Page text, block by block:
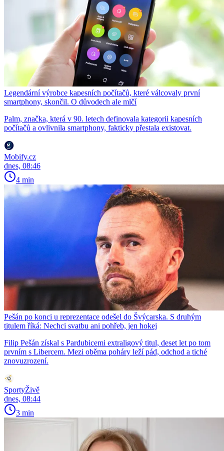
Legendární výrobce kapesních počítačů, které válcovaly první
smartphony, skončil. O důvodech ale mlčí
Palm, značka, která v 90. letech definovala kategorii kapesních
počítačů a ovlivnila smartphony, fakticky přestala existovat.
Mobify.cz
dnes, 08:46
4 min
Pešán po konci u reprezentace odešel do Švýcarska. S druhým
titulem říká: Nechci svatbu ani pohřeb, jen hokej
Filip Pešán získal s Pardubicemi extraligový titul, deset let po tom
prvním s Libercem. Mezi oběma poháry leží pád, odchod a tiché
znovuzrození.
SportyŽivě
dnes, 08:44
3 min